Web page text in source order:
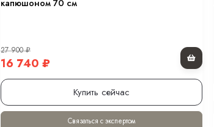
капюшоном 70 см
27 900₽
16 740₽
Купить сейчас
Связаться с экспертом